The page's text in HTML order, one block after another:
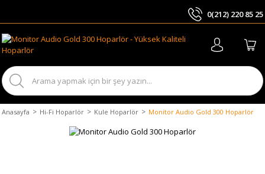
0(212) 220 85 25
Anasayfa Hi-Fi Hoparlör Kule Hoparlör Monitor Audio Gold 300 Hoparlör